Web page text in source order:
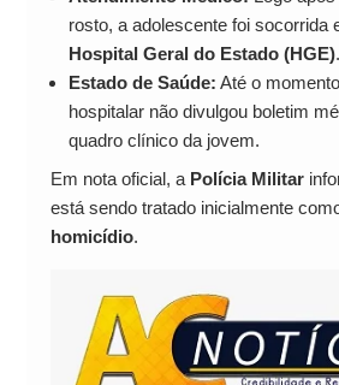
rosto, a adolescente foi socorrida
Hospital Geral do Estado (HGE).
Estado de Saúde: Até o
hospitalar não divulgou boletim
quadro clínico da jovem.
Em nota oficial, a Polícia Militar
está sendo tratado inicialmente
homicídio.